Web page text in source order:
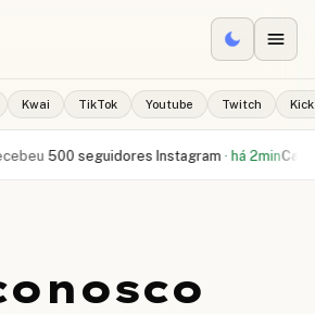
Kwai TikTok Youtube Twitch Kick
500 seguidores Instagram ·há 2minCamila